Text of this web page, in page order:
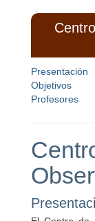
Presentación
Objetivos
Profesores